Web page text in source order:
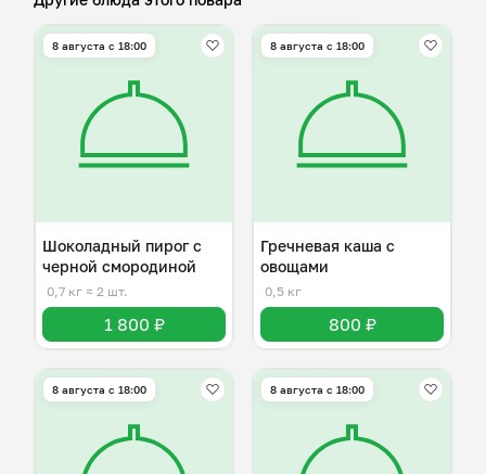
8 августа с 18:00
Шоколадный пирог с
черной смородиной
0,7 кг ≈ 2 шт.
1 800 ₽
8 августа с 18:00
Гречневая каша с
овощами
0,5 кг
800 ₽
8 августа с 18:00 8 августа с 18:00